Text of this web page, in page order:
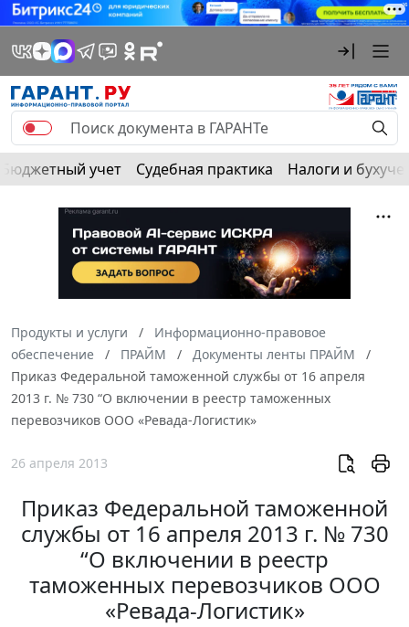
Бюджетный учет Судебная практика Налоги и
Продукты и услуги
Информационно-правовое
обеспечение
ПРАЙМ
Документы ленты ПРАЙМ
Приказ Федеральной таможенной службы от 16 апреля
2013 г. № 730 “О включении в реестр таможенных
перевозчиков ООО «Ревада-Логистик»
26 апреля 2013
Приказ Федеральной таможенной
службы от 16 апреля 2013 г. № 730
“О включении в реестр
таможенных перевозчиков ООО
«Ревада-Логистик»